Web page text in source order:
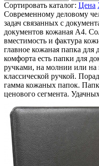
Сортировать каталог: Цена
Современному деловому
задач связанных с
документов кожаная А4.
вместимость и фактура
главное кожаная папка для
комфорта есть папки для
ручками, на молнии или на
классической ручкой.
гамма кожаных папок.
ценового сегмента.